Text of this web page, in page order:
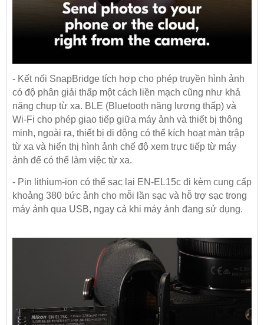
- Kết nối SnapBridge tích hợp cho phép truyền hình ảnh
có độ phân giải thấp một cách liền mạch cũng như khả
năng chụp từ xa. BLE (Bluetooth năng lượng thấp) và
Wi-Fi cho phép giao tiếp giữa máy ảnh và thiết bị thông
minh, ngoài ra, thiết bị di động có thể kích hoạt màn trập
từ xa và hiển thị hình ảnh chế độ xem trực tiếp từ máy
ảnh để có thể làm việc từ xa.
- Pin lithium-ion có thể sạc lại EN-EL15c đi kèm cung cấp
khoảng 380 bức ảnh cho mỗi lần sạc và hỗ trợ sạc trong
máy ảnh qua USB, ngay cả khi máy ảnh đang sử dụng.